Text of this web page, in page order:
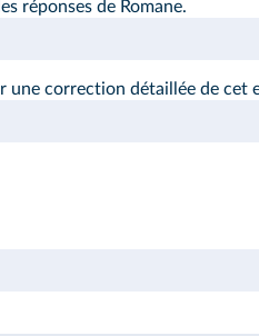
réponses de Romane.
une correction détaillée de cet